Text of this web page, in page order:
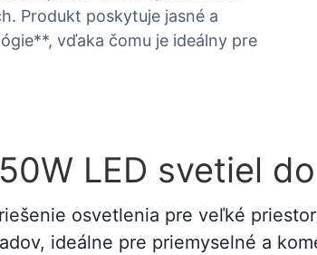
Produkt poskytuje jasné a
vďaka čomu je ideálny pre
LED svetiel
osvetlenia pre veľké
ideálne pre priemyselné a